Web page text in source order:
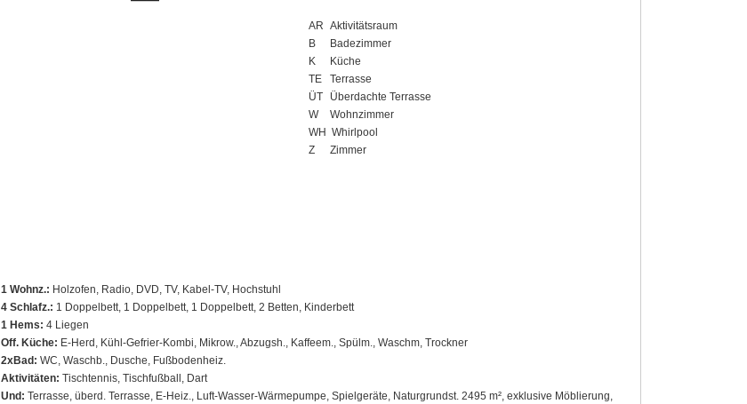
AR Aktivitätsraum
B
Badezimmer
K
Küche
TE
Terrasse
ÜT
Überdachte Terrasse
W
Wohnzimmer
WH Whirlpool
Z
Zimmer
1 Wohnz.: Holzofen, Radio, DVD, TV, Kabel-TV, Hochstuhl
4 Schlafz.: 1 Doppelbett, 1 Doppelbett, 1 Doppelbett, 2 Betten, Kinderbett
1 Hems: 4 Liegen
Off. Küche: E-Herd, Kühl-Gefrier-Kombi, Mikrow., Abzugsh., Kaffeem., Spülm., Waschm, Trockner
2xBad: WC, Waschb., Dusche, Fußbodenheiz.
Aktivitäten: Tischtennis, Tischfußball, Dart
Und: Terrasse, überd. Terrasse, E-Heiz., Luft-Wasser-Wärmepumpe, Spielgeräte, Naturgrundst. 2495 m², exklusive Möblierung,